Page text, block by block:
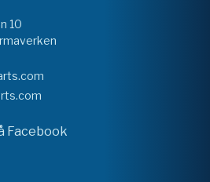
10
Facebook